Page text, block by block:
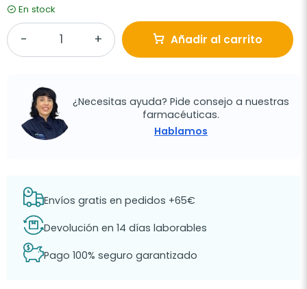
En stock
Añadir al carrito
¿Necesitas ayuda? Pide consejo a nuestras
farmacéuticas.
Hablamos
Envíos gratis en pedidos +65€
Devolución en 14 días laborables
Pago 100% seguro garantizado